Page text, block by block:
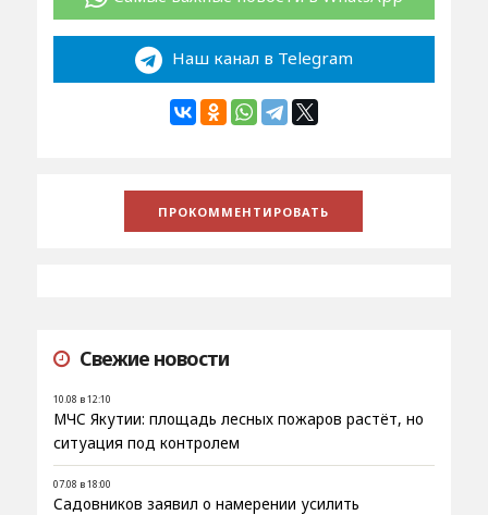
Наш канал в Telegram
Свежие новости
10.08 в 12:10
МЧС Якутии: площадь лесных пожаров растёт, но
ситуация под контролем
07.08 в 18:00
Садовников заявил о намерении усилить